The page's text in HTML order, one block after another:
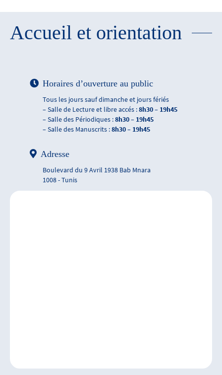
Accueil et orientation
Horaires d’ouverture au public
Tous les jours sauf dimanche et jours fériés
– Salle de Lecture et libre accés :8h30 – 19h45
– Salle des Périodiques :8h30 – 19h45
– Salle des Manuscrits :8h30 – 19h45
Adresse
Boulevard du 9 Avril 1938 Bab Mnara
1008 - Tunis